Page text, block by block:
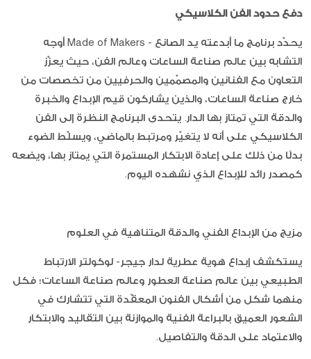
دفع حدود الفن الكلاسيكي
يحدّد برنامج ما أبدعته يد الصانع - Made of Makers أوجه
التشابه بين عالم صناعة الساعات وعالم الفن، حيث يعزّز
التعاون مع الفنانين والمصمّمين والحرفيين من تخصصات من
خارج صناعة الساعات، والذين يشاركون قيم الإبداع والخبرة
والدقة التي تمتاز بها الدار. يتحدى البرنامج النظرة إلى الفن
الكلاسيكي على أنه لا يتغيّر ومرتبط بالماضي، ويسلّط الضوء
بدلًا من ذلك على إعادة الابتكار المستمرة التي يمتاز بها، ويضعه
كمصدر رائد للإبداع الذي نشهده اليوم.
مزيج من الإبداع الفني والدقة المتناهية في العلوم
يستكشف إبداع هوية عطرية لدار جيجر- لوكولتر الارتباط
الطبيعي بين عالم صناعة العطور وعالم صناعة الساعات؛ فكل
منهما شكل من أشكال الفنون المعقّدة التي تتشارك في
الشعور العميق بالبراعة الفنية والموازنة بين التقاليد والابتكار
والاعتماد على الدقة والتفاصيل.